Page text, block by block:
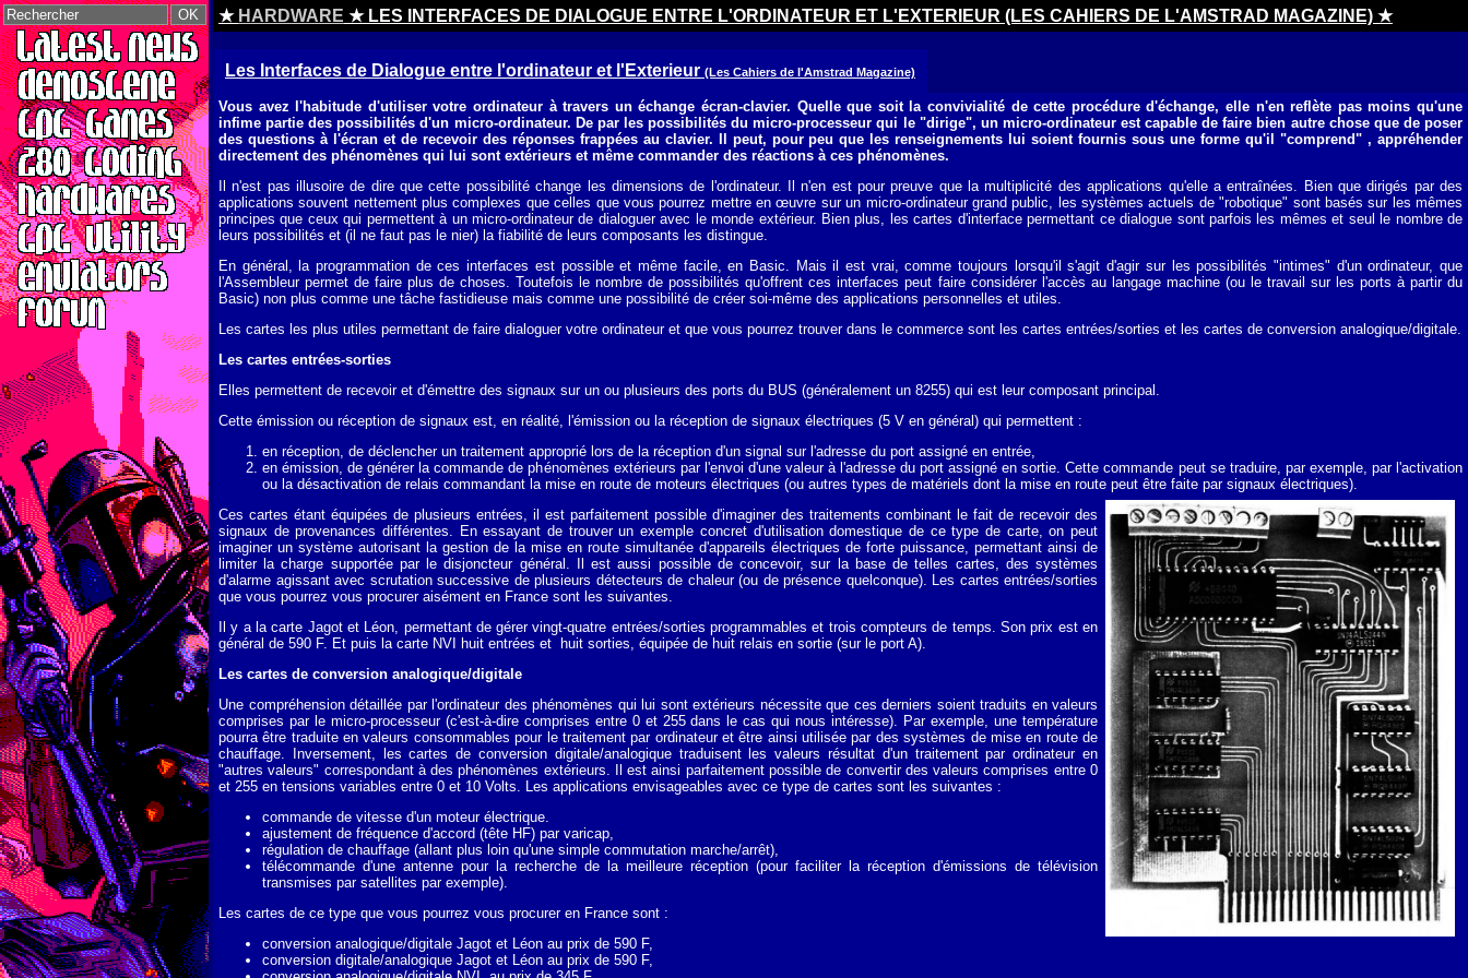
★ HARDWARE ★ LES INTERFACES DE DIALOGUE ENTRE L'ORDINATEUR ET L'EXTERIEUR (LES CAHIERS DE L'AMSTRAD MAGAZINE) ★
Les Interfaces de Dialogue entre l'ordinateur et l'Exterieur (Les Cahiers de l'Amstrad Magazine)
Vous avez l'habitude d'utiliser votre ordinateur à travers un échange écran-clavier. Quelle que soit la convivialité de cette procédure d'échange, elle n'en reflète pas moins qu'une
infime partie des possibilités d'un micro-ordinateur. De par les possibilités du micro-processeur qui le "dirige", un micro-ordinateur est capable de faire bien autre chose que de poser
des questions à l'écran et de recevoir des réponses frappées au clavier. Il peut, pour peu que les renseignements lui soient fournis sous une forme qu'il "comprend" , appréhender
directement des phénomènes qui lui sont extérieurs et même commander des réactions à ces phénomènes.
Il n'est pas illusoire de dire que cette possibilité change les dimensions de l'ordinateur. Il n'en est pour preuve que la multiplicité des applications qu'elle a entraînées. Bien que dirigés par des
applications souvent nettement plus complexes que celles que vous pourrez mettre en œuvre sur un micro-ordinateur grand public, les systèmes actuels de "robotique" sont basés sur les mêmes
principes que ceux qui permettent à un micro-ordinateur de dialoguer avec le monde extérieur. Bien plus, les cartes d'interface permettant ce dialogue sont parfois les mêmes et seul le nombre de
leurs possibilités et (il ne faut pas le nier) la fiabilité de leurs composants les distingue.
En général, la programmation de ces interfaces est possible et même facile, en Basic. Mais il est vrai, comme toujours lorsqu'il s'agit d'agir sur les possibilités "intimes" d'un ordinateur, que
l'Assembleur permet de faire plus de choses. Toutefois le nombre de possibilités qu'offrent ces interfaces peut faire considérer l'accès au langage machine (ou le travail sur les ports à partir du
Basic) non plus comme une tâche fastidieuse mais comme une possibilité de créer soi-même des applications personnelles et utiles.
Les cartes les plus utiles permettant de faire dialoguer votre ordinateur et que vous pourrez trouver dans le commerce sont les cartes entrées/sorties et les cartes de conversion analogique/digitale.
Les cartes entrées-sorties
Elles permettent de recevoir et d'émettre des signaux sur un ou plusieurs des ports du BUS (généralement un 8255) qui est leur composant principal.
Cette émission ou réception de signaux est, en réalité, l'émission ou la réception de signaux électriques (5 V en général) qui permettent :
en réception, de déclencher un traitement approprié lors de la réception d'un signal sur l'adresse du port assigné en entrée,
en émission, de générer la commande de phénomènes extérieurs par l'envoi d'une valeur à l'adresse du port assigné en sortie. Cette commande peut se traduire, par exemple, par l'activation
ou la désactivation de relais commandant la mise en route de moteurs électriques (ou autres types de matériels dont la mise en route peut être faite par signaux électriques).
Ces cartes étant équipées de plusieurs entrées, il est parfaitement possible d'imaginer des traitements combinant le fait de recevoir des
signaux de provenances différentes. En essayant de trouver un exemple concret d'utilisation domestique de ce type de carte, on peut
imaginer un système autorisant la gestion de la mise en route simultanée d'appareils électriques de forte puissance, permettant ainsi de
limiter la charge supportée par le disjoncteur général. Il est aussi possible de concevoir, sur la base de telles cartes, des systèmes
d'alarme agissant avec scrutation successive de plusieurs détecteurs de chaleur (ou de présence quelconque). Les cartes entrées/sorties
que vous pourrez vous procurer aisément en France sont les suivantes.
Il y a la carte Jagot et Léon, permettant de gérer vingt-quatre entrées/sorties programmables et trois compteurs de temps. Son prix est en
général de 590 F. Et puis la carte NVI huit entrées et huit sorties, équipée de huit relais en sortie (sur le port A).
Les cartes de conversion analogique/digitale
Une compréhension détaillée par l'ordinateur des phénomènes qui lui sont extérieurs nécessite que ces derniers soient traduits en valeurs
comprises par le micro-processeur (c'est-à-dire comprises entre 0 et 255 dans le cas qui nous intéresse). Par exemple, une température
pourra être traduite en valeurs consommables pour le traitement par ordinateur et être ainsi utilisée par des systèmes de mise en route de
chauffage. Inversement, les cartes de conversion digitale/analogique traduisent les valeurs résultat d'un traitement par ordinateur en
"autres valeurs" correspondant à des phénomènes extérieurs. Il est ainsi parfaitement possible de convertir des valeurs comprises entre 0
et 255 en tensions variables entre 0 et 10 Volts. Les applications envisageables avec ce type de cartes sont les suivantes :
commande de vitesse d'un moteur électrique.
ajustement de fréquence d'accord (tête HF) par varicap,
régulation de chauffage (allant plus loin qu'une simple commutation marche/arrêt),
télécommande d'une antenne pour la recherche de la meilleure réception (pour faciliter la réception d'émissions de télévision
transmises par satellites par exemple).
Les cartes de ce type que vous pourrez vous procurer en France sont :
conversion analogique/digitale Jagot et Léon au prix de 590 F,
conversion digitale/analogique Jagot et Léon au prix de 590 F,